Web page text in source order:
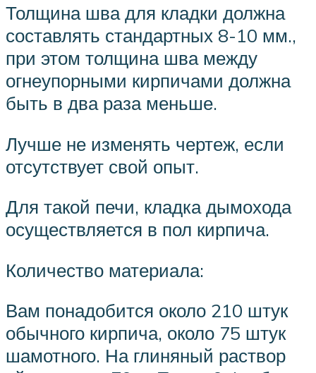
Толщина шва для кладки должна
составлять стандартных 8-10 мм.,
при этом толщина шва между
огнеупорными кирпичами должна
быть в два раза меньше.
Лучше не изменять чертеж, если
отсутствует свой опыт.
Для такой печи, кладка дымохода
осуществляется в пол кирпича.
Количество материала:
Вам понадобится около 210 штук
обычного кирпича, около 75 штук
шамотного. На глиняный раствор